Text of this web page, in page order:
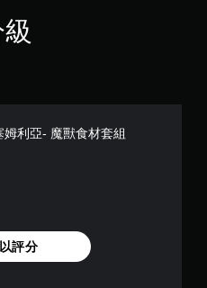
利亞- 魔獸食材套組
評分